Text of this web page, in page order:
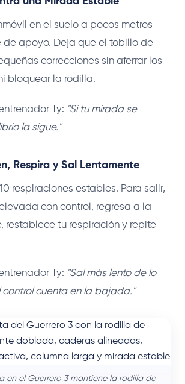
en el suelo a pocos metros
apoyo. Deja que el tobillo de
correcciones sin aferrar los
bloquear la rodilla.
Ty: "Si tu mirada se
la sigue."
Respira y Sal Lentamente
respiraciones estables. Para salir,
con control, regresa a la
restablece tu respiración y repite
Ty: "Sal más lento de lo
control cuenta en la bajada."
en el Guerrero 3 mantiene la rodilla de